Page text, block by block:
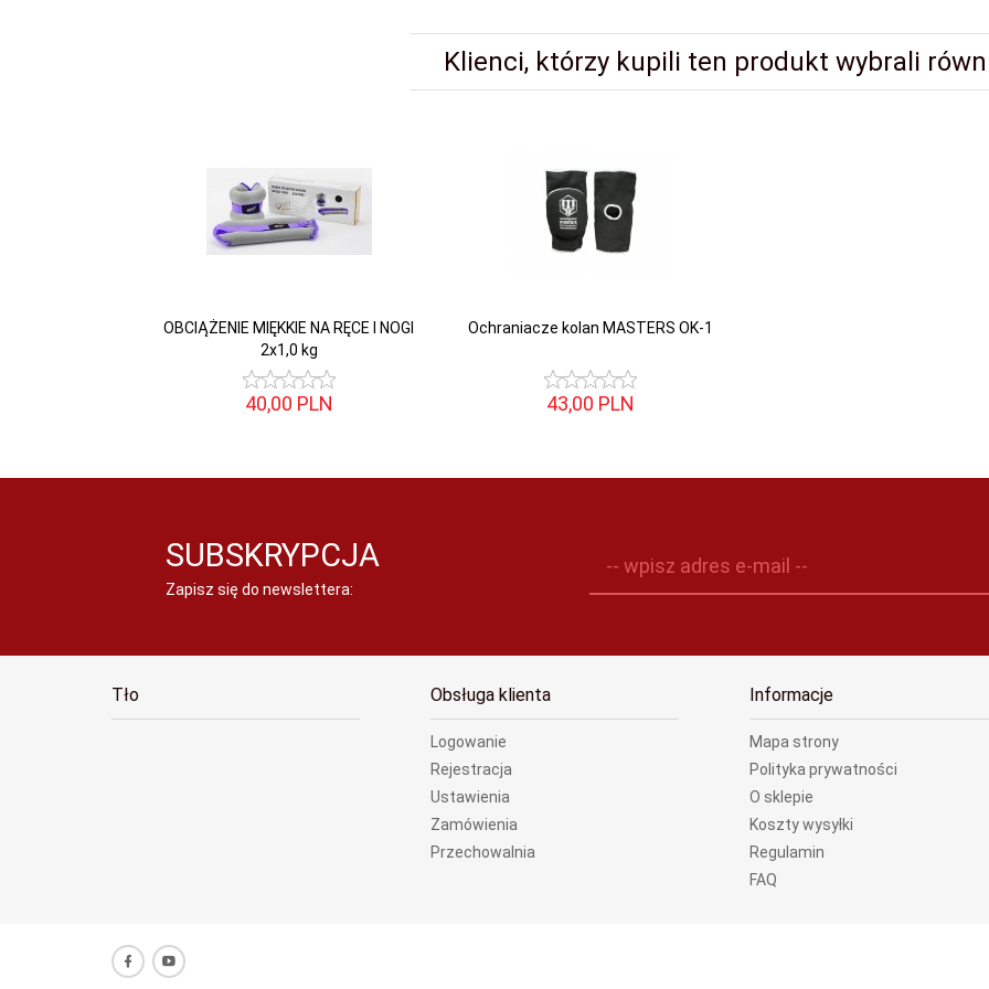
Klienci, którzy kupili ten produkt wybrali
OBCIĄŻENIE MIĘKKIE NA RĘCE I NOGI
2x1,0 kg
40,00 PLN
Ochraniacze kolan MASTERS OK-1
43,00 PLN
SUBSKRYPCJA
Zapisz się do newslettera:
-- wpisz adres e-mail --
Tło Obsługa klienta
Logowanie
Rejestracja
Ustawienia
Zamówienia
Przechowalnia
Informacje
Mapa strony
Polityka prywatności
O sklepie
Koszty wysyłki
Regulamin
FAQ